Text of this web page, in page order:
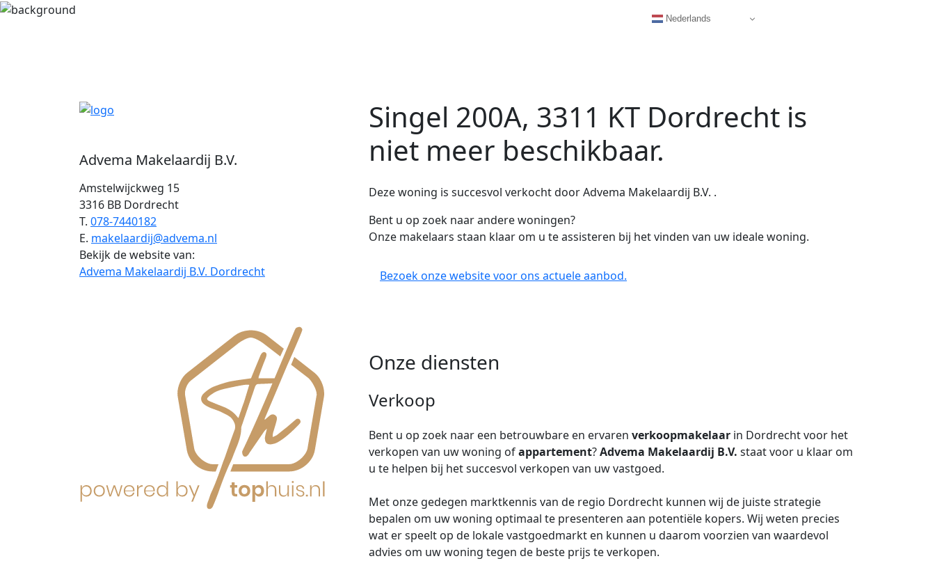
Advema Makelaardij B.V.
Amstelwijckweg 15
3316 BB Dordrecht
T. 078-7440182
E. makelaardij@advema.nl
Bekijk de website van:
Advema Makelaardij B.V. Dordrecht
Singel 200A, 3311 KT Dordrecht is
niet meer beschikbaar.
Deze woning is succesvol verkocht door Advema Makelaardij B.V. .
Bent u op zoek naar andere woningen?
Onze makelaars staan klaar om u te assisteren bij het vinden van uw ideale woning.
Bezoek onze website voor ons actuele aanbod.
Onze diensten
Verkoop
Bent u op zoek naar een betrouwbare en ervaren verkoopmakelaar in Dordrecht voor het
verkopen van uw woning ofappartement?Advema Makelaardij B.V. staat voor u klaar om
u te helpen bij het succesvol verkopen van uw vastgoed.
Met onze gedegen marktkennis van de regio Dordrecht kunnen wij de juiste strategie
bepalen om uw woning optimaal te presenteren aan potentiële kopers. Wij weten precies
wat er speelt op de lokale vastgoedmarkt en kunnen u daarom voorzien van waardevol
advies om uw woning tegen de beste prijs te verkopen.
Nederlands